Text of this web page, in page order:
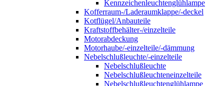
Kennzeichenleuchtenglühlampe
Kofferraum-/Laderaumklappe/-deckel
Kotflügel/Anbauteile
Kraftstoffbehälter-/einzelteile
Motorabdeckung
Motorhaube/-einzelteile/-dämmung
Nebelschlußleuchte/-einzelteile
Nebelschlußleuchte
Nebelschlußleuchteneinzelteile
Nebelschlußleuchtenglühlampe